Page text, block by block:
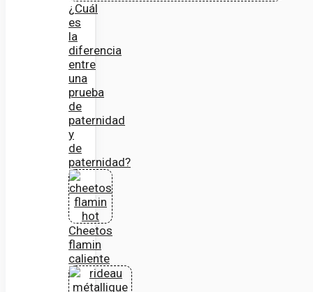
¿Cuál
es
la
diferencia
entre
una
prueba
de
paternidad
y
de
paternidad?
Cheetos
flamin
caliente